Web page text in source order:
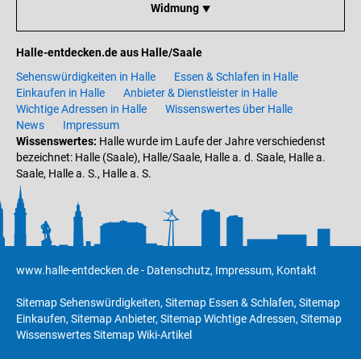
Widmung ⯆
Halle-entdecken.de aus Halle/Saale
Sehenswürdigkeiten in Halle
Essen & Schlafen in Halle
Einkaufen in Halle
Anbieter & Dienstleister in Halle
Wichtige Adressen in Halle
Wissenswertes über Halle
News
Impressum
Wissenswertes: Halle wurde im Laufe der Jahre verschiedenst
bezeichnet: Halle (Saale), Halle/Saale, Halle a. d. Saale, Halle a.
Saale, Halle a. S., Halle a. S.
www.halle-entdecken.de- Datenschutz, Impressum, Kontakt
Sitemap Sehenswürdigkeiten, Sitemap Essen & Schlafen, Sitemap
Einkaufen, Sitemap Anbieter, Sitemap Wichtige Adressen, Sitemap
WissenswertesSitemap Wiki-Artikel